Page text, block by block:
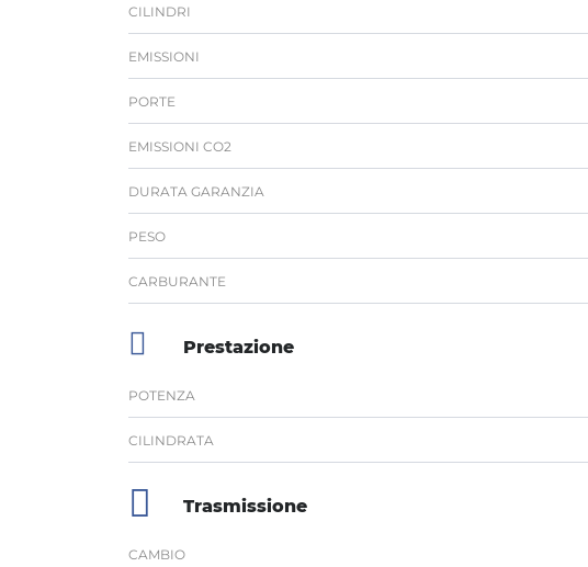
CILINDRI
EMISSIONI
PORTE
EMISSIONI CO2
DURATA GARANZIA
PESO
CARBURANTE
Prestazione
POTENZA
CILINDRATA
Trasmissione
CAMBIO